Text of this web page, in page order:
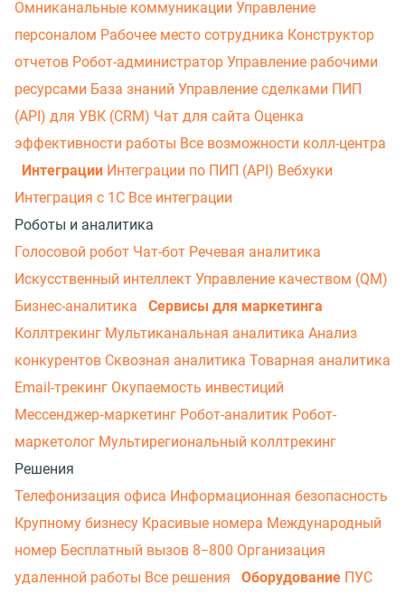
Омниканальные коммуникации Управление
персоналом Рабочее место сотрудника Конструктор
отчетов Робот-администратор Управление рабочими
ресурсами База знаний Управление сделками ПИП
(API) для УВК (CRM) Чат для сайта Оценка
эффективности работы Все возможности колл-центра
Интеграции Интеграции по ПИП (API) Вебхуки
Интеграция с 1С Все интеграции
Роботы и аналитика
Голосовой робот Чат-бот Речевая аналитика
Искусственный интеллект Управление качеством (QM)
Бизнес-аналитика
Сервисы для маркетинга
Коллтрекинг Мультиканальная аналитика Анализ
конкурентов Сквозная аналитика Товарная аналитика
Email-трекинг Окупаемость инвестиций
Мессенджер‑маркетинг Робот-аналитик Робот-
маркетолог Мультирегиональный коллтрекинг
Решения
Телефонизация офиса Информационная безопасность
Крупному бизнесу Красивые номера Международный
номер Бесплатный вызов 8−800 Организация
удаленной работы Все решения Оборудование ПУС